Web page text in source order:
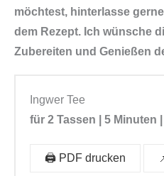
möchtest, hinterlasse
dem Rezept. Ich wünsche
Zubereiten und Genießen
Ingwer Tee
für 2 Tassen | 5 Minuten |
🖨️ PDF drucken